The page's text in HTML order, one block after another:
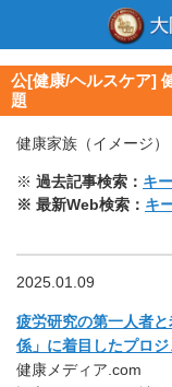
公[健康/ヘルスケア]
題 ：01/
健康家族（イメージ）
※ 過去記事検索： キ
※ 最新Web検索： キ
2025.01.09
疲労研究の第一人者
係」に着目したプロ
健康メディア.com